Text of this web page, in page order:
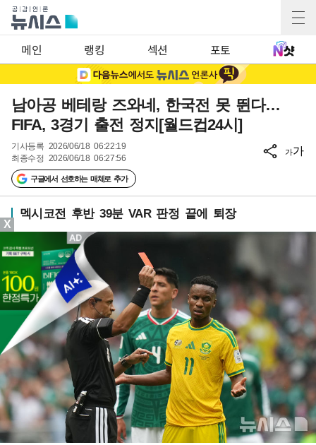
메인 랭킹 섹션 포토
남아공 베테랑 즈와네, 한국전 못 뛴다…
FIFA, 3경기 출전 정지[월드컵24시]
기사등록 2026/06/18 06:22:19
최종수정 2026/06/18 06:27:56
구글에서 선호하는 매체로 추가
가가
멕시코전 후반 39분 VAR 판정 끝에 퇴장
X